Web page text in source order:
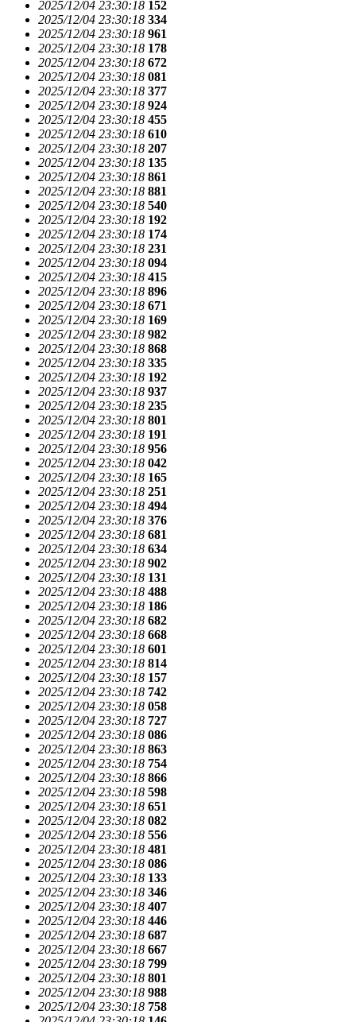
2025/12/04 23:30:18 152
2025/12/04 23:30:18 334
2025/12/04 23:30:18 961
2025/12/04 23:30:18 178
2025/12/04 23:30:18 672
2025/12/04 23:30:18 081
2025/12/04 23:30:18 377
2025/12/04 23:30:18 924
2025/12/04 23:30:18 455
2025/12/04 23:30:18 610
2025/12/04 23:30:18 207
2025/12/04 23:30:18 135
2025/12/04 23:30:18 861
2025/12/04 23:30:18 881
2025/12/04 23:30:18 540
2025/12/04 23:30:18 192
2025/12/04 23:30:18 174
2025/12/04 23:30:18 231
2025/12/04 23:30:18 094
2025/12/04 23:30:18 415
2025/12/04 23:30:18 896
2025/12/04 23:30:18 671
2025/12/04 23:30:18 169
2025/12/04 23:30:18 982
2025/12/04 23:30:18 868
2025/12/04 23:30:18 335
2025/12/04 23:30:18 192
2025/12/04 23:30:18 937
2025/12/04 23:30:18 235
2025/12/04 23:30:18 801
2025/12/04 23:30:18 191
2025/12/04 23:30:18 956
2025/12/04 23:30:18 042
2025/12/04 23:30:18 165
2025/12/04 23:30:18 251
2025/12/04 23:30:18 494
2025/12/04 23:30:18 376
2025/12/04 23:30:18 681
2025/12/04 23:30:18 634
2025/12/04 23:30:18 902
2025/12/04 23:30:18 131
2025/12/04 23:30:18 488
2025/12/04 23:30:18 186
2025/12/04 23:30:18 682
2025/12/04 23:30:18 668
2025/12/04 23:30:18 601
2025/12/04 23:30:18 814
2025/12/04 23:30:18 157
2025/12/04 23:30:18 742
2025/12/04 23:30:18 058
2025/12/04 23:30:18 727
2025/12/04 23:30:18 086
2025/12/04 23:30:18 863
2025/12/04 23:30:18 754
2025/12/04 23:30:18 866
2025/12/04 23:30:18 598
2025/12/04 23:30:18 651
2025/12/04 23:30:18 082
2025/12/04 23:30:18 556
2025/12/04 23:30:18 481
2025/12/04 23:30:18 086
2025/12/04 23:30:18 133
2025/12/04 23:30:18 346
2025/12/04 23:30:18 407
2025/12/04 23:30:18 446
2025/12/04 23:30:18 687
2025/12/04 23:30:18 667
2025/12/04 23:30:18 799
2025/12/04 23:30:18 801
2025/12/04 23:30:18 988
2025/12/04 23:30:18 758